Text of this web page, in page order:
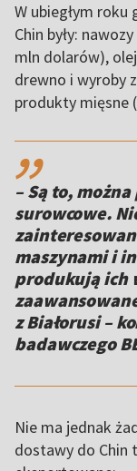
W ubiegłym
Chin były:
mln dolarów),
drewno i wyroby
produkty mięsne
,,
– Są to,
surowcowe.
maszynami i
produkują ich
z Białorusi –
badawczego
Nie ma jednak
dostawy do Chin